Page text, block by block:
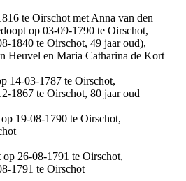
te Oirschot met Anna van den
op 03-09-1790 te Oirschot,
1840 te Oirschot, 49 jaar oud),
Heuvel en Maria Catharina de Kort
14-03-1787 te Oirschot,
1867 te Oirschot, 80 jaar oud
19-08-1790 te Oirschot,
26-08-1791 te Oirschot,
1791 te Oirschot